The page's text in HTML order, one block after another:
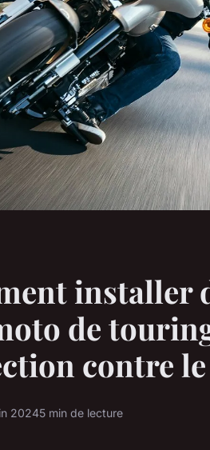
installer
de
contre le
20245 min de lecture